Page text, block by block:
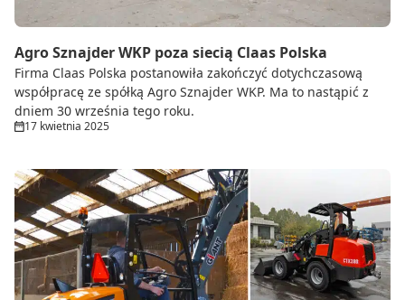
Agro Sznajder WKP poza siecią Claas Polska
Firma Claas Polska postanowiła zakończyć dotychczasową
współpracę ze spółką Agro Sznajder WKP. Ma to nastąpić z
dniem 30 września tego roku.
17 kwietnia 2025